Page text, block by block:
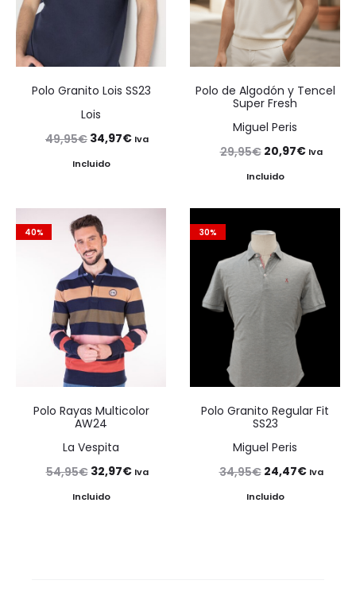
Polo Granito Lois SS23
Lois
49,95€ El
precio
era:
49,95€.
34,97€El
es:
Iva
Incluido
Polo de Algodón y Tencel
Super Fresh
Miguel Peris
29,95€ El
precio
29,95€.
20,97€ElIva
Incluido
40%
Polo Rayas Multicolor
AW24
La Vespita
54,95€ El
precio
32,97€ElIva
Incluido
30%
Polo Granito Regular Fit
SS23
Miguel Peris
34,95€ El
precio
24,47€ElIva
Incluido